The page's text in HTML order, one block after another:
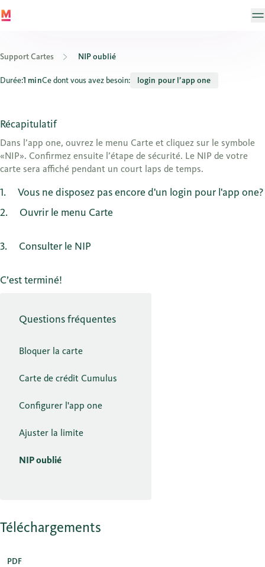
Support Cartes NIP oublié
Où puis-je voir le NIP de ma carte Visa Debit / carte de crédit?
Durée:1 minCe dont vous avez besoin: login pour l’app one
Récapitulatif
Dans l’app one, ouvrez le menu Carte et cliquez sur le symbole
«NIP». Confirmez ensuite l’étape de sécurité. Le NIP de votre
carte sera affiché pendant un court laps de temps.
1
Vous ne disposez pas encore d'un login pour l'app one?
2
Ouvrir le menu Carte
3 Consulter le NIP
C’est terminé!
Questions fréquentes
Bloquer la carte
Carte de crédit Cumulus
Configurer l'app one
Ajuster la limite
NIP oublié
Téléchargements
PDF